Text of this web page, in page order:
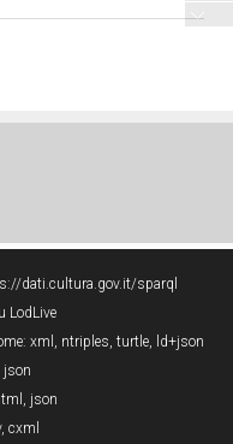
dati.cultura.gov.it/sparql
LodLive
xml , ntriples, turtle, ld+json
json
, json
, cxml